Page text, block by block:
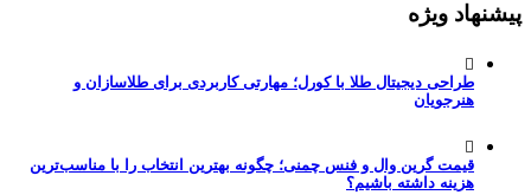
پیشنهاد ویژه
طراحی دیجیتال طلا با کورل؛ مهارتی کاربردی برای طلاسازان و
هنرجویان
قیمت گرین وال و فنس چمنی؛ چگونه بهترین انتخاب را با مناسب‌ترین
هزینه داشته باشیم؟